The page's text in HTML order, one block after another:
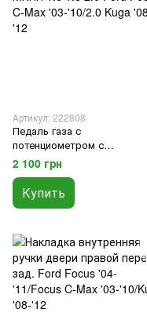
Артикул: 222808
Педаль газа с
потенциометром с
фиксированными пед. МКПП
1.6 1.8 2.0 Ford Focus C-Max
'03-'10/2.0 Kuga '08-'12
2 100 грн
Купить